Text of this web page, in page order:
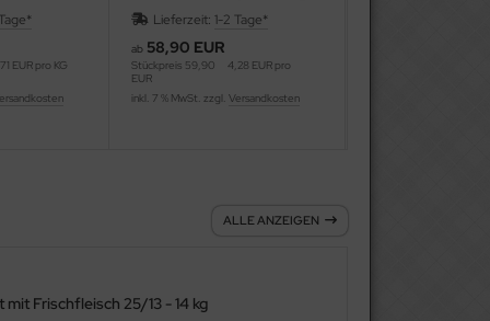
EUR pro KG
Lieferzeit:1-2 Tage*
ab 58,90 EUR
Stückpreis 59,90
EUR
4,28 EUR pro
inkl. 7 % MwSt. zzgl.Versandkosten
ALLE ANZEIGEN
mit Frischfleisch 25/13 - 14 kg